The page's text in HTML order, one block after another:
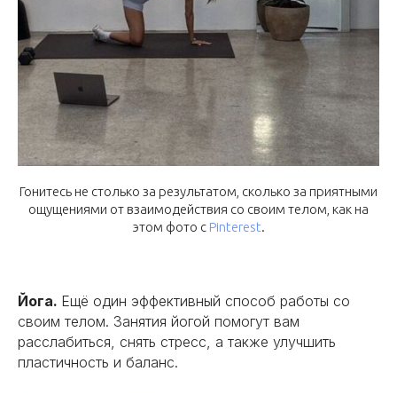
Гонитесь не столько за результатом, сколько за приятными
ощущениями от взаимодействия со своим телом, как на
этом фото с Pinterest.
Йога. Ещё один эффективный способ работы со
своим телом. Занятия йогой помогут вам
расслабиться, снять стресс, а также улучшить
пластичность и баланс.